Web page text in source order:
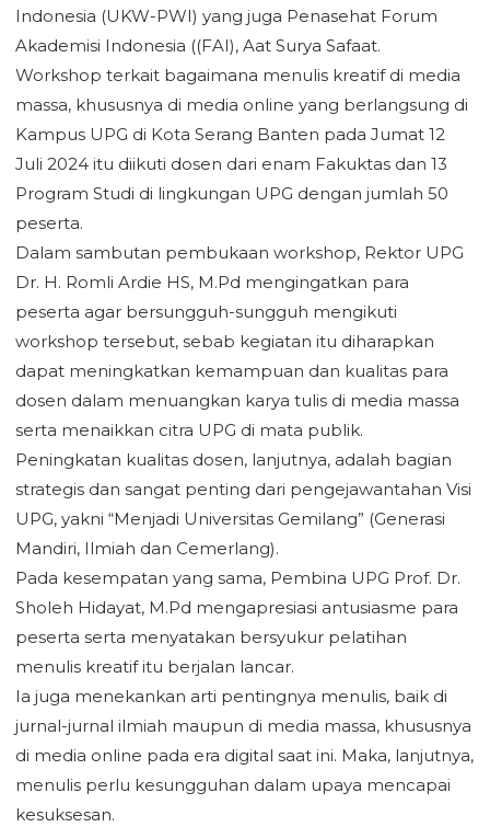
Indonesia (UKW-PWI) yang juga Penasehat Forum
Akademisi Indonesia ((FAI), Aat Surya Safaat.
Workshop terkait bagaimana menulis kreatif di media
massa, khususnya di media online yang berlangsung di
Kampus UPG di Kota Serang Banten pada Jumat 12
Juli 2024 itu diikuti dosen dari enam Fakuktas dan 13
Program Studi di lingkungan UPG dengan jumlah 50
peserta.
Dalam sambutan pembukaan workshop, Rektor UPG
Dr. H. Romli Ardie HS, M.Pd mengingatkan para
peserta agar bersungguh-sungguh mengikuti
workshop tersebut, sebab kegiatan itu diharapkan
dapat meningkatkan kemampuan dan kualitas para
dosen dalam menuangkan karya tulis di media massa
serta menaikkan citra UPG di mata publik.
Peningkatan kualitas dosen, lanjutnya, adalah bagian
strategis dan sangat penting dari pengejawantahan Visi
UPG, yakni “Menjadi Universitas Gemilang” (Generasi
Mandiri, Ilmiah dan Cemerlang).
Pada kesempatan yang sama, Pembina UPG Prof. Dr.
Sholeh Hidayat, M.Pd mengapresiasi antusiasme para
peserta serta menyatakan bersyukur pelatihan
menulis kreatif itu berjalan lancar.
Ia juga menekankan arti pentingnya menulis, baik di
jurnal-jurnal ilmiah maupun di media massa, khususnya
di media online pada era digital saat ini. Maka, lanjutnya,
menulis perlu kesungguhan dalam upaya mencapai
kesuksesan.